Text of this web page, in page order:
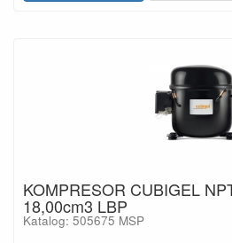
KOMPRESOR CUBIGEL
18,00cm3 LBP
Katalog: 505675 MSP